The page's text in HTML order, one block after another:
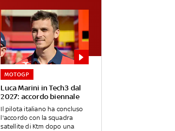
Luca Marini in Tech3 dal
2027: accordo biennale
MOTOGP
Il pilota italiano ha concluso
l'accordo con la squadra
satellite di Ktm dopo una